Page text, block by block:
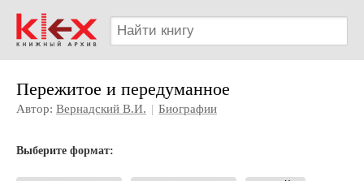
Пережитое и передуманное
Автор: Вернадский В.И. | Биографии
Выберите формат: